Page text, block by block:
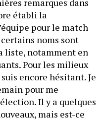
remarques dans
établi la
pour le match
noms sont
liste, notamment en
Pour les milieux
encore hésitant. Je
pour me
Il y a quelques
mais est-ce